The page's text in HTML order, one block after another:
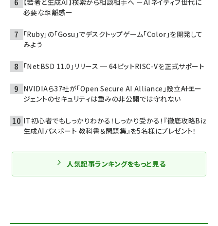
必要な距離感ー
「Ruby」の「Gosu」でデスクトップゲーム「Color」を開発して
みよう
「NetBSD 11.0」リリース ─ 64ビットRISC-Vを正式サポート
NVIDIAら37社が「Open Secure AI Alliance」設立――AIエー
ジェントのセキュリティは重みの非公開では守れない
IT初心者でもしっかりわかる！しっかり受かる！『徹底攻略Biz
生成AIパスポート 教科書＆問題集』を5名様にプレゼント！
人気記事ランキングをもっと見る